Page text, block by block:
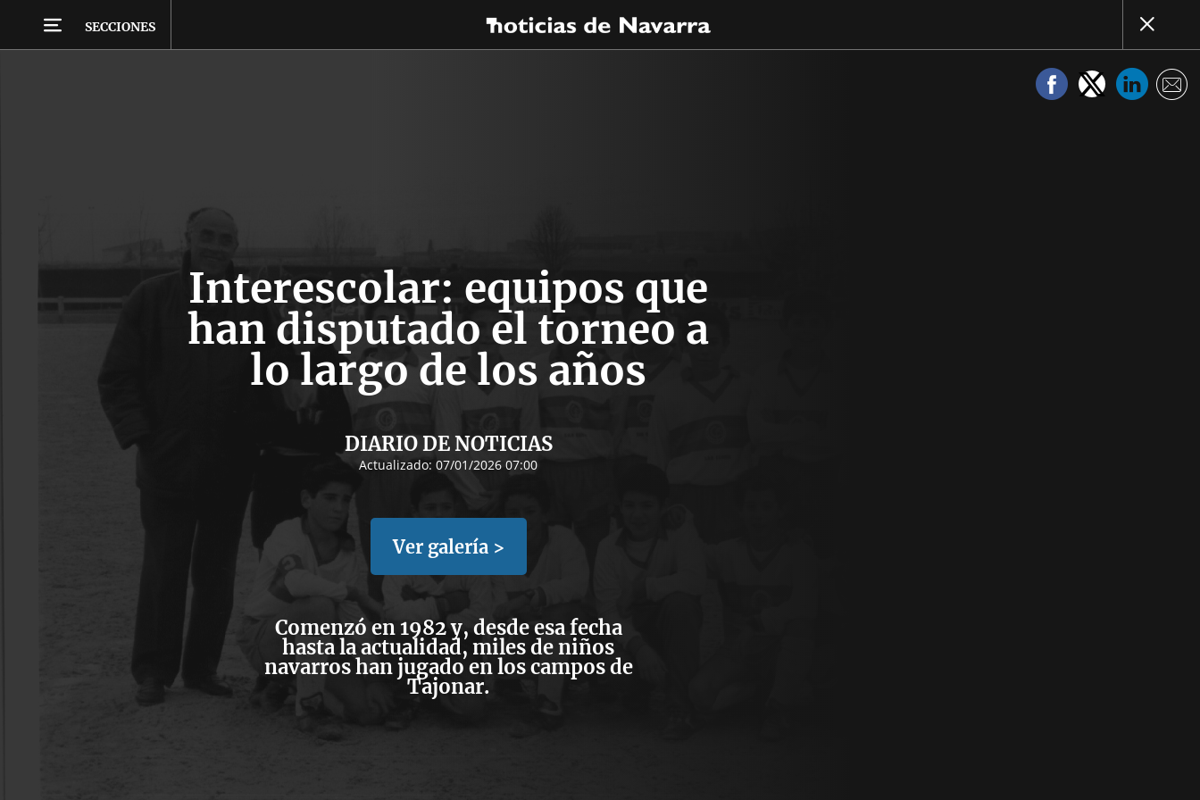
SECCIONES
Interescolar: equipos que
han disputado el torneo a
lo largo de los años
DIARIO DE NOTICIAS
Actualizado: 07/01/2026 07:00
Ver galería >
Comenzó en 1982 y, desde esa fecha
hasta la actualidad, miles de niños
navarros han jugado en los campos de
Tajonar.